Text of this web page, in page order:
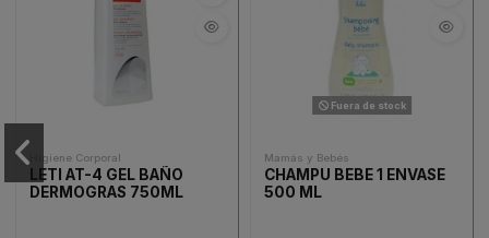
Higiene Corporal
LETI AT-4 GEL BAÑO
DERMOGRAS 750ML
Fuera de stock
Mamás y Bebés
CHAMPU BEBE 1 ENVASE
500 ML